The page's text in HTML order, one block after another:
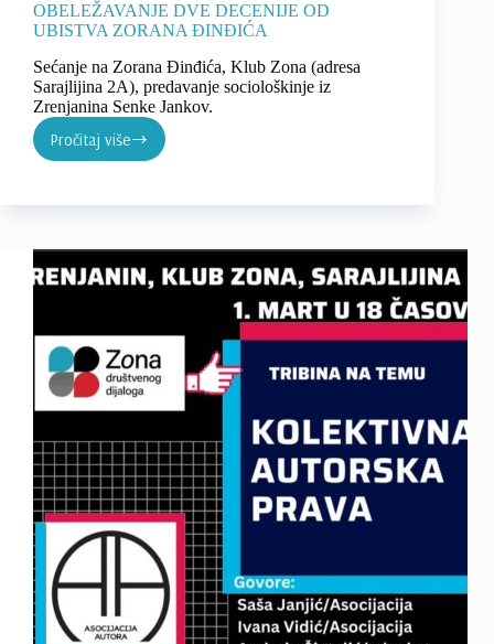
OBELEŽAVANJE DVE DECENIJE OD
UBISTVA ZORANA ĐINĐIĆA
Sećanje na Zorana Đinđića, Klub Zona (adresa
Sarajlijina 2A), predavanje sociološkinje iz
Zrenjanina Senke Jankov.
Pročitaj višeOBELEŽAVANJE
OD
ZORANA
ĐINĐIĆA